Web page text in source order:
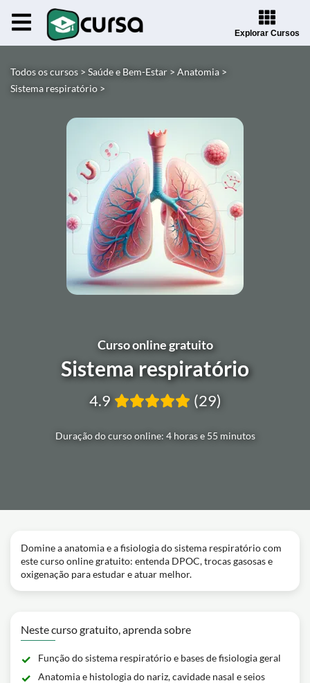
Explorar Cursos
Todos os cursos > Saúde e Bem-Estar > Anatomia >
Sistema respiratório >
Curso online gratuito
Sistema respiratório
Duração do curso online: 4 horas e 55 minutos
4.9 (29)
Domine a anatomia e a fisiologia do sistema respiratório com
este curso online gratuito: entenda DPOC, trocas gasosas e
oxigenação para estudar e atuar melhor.
Neste curso gratuito, aprenda sobre
Função do sistema respiratório e bases de fisiologia geral
Anatomia e histologia do nariz, cavidade nasal e seios